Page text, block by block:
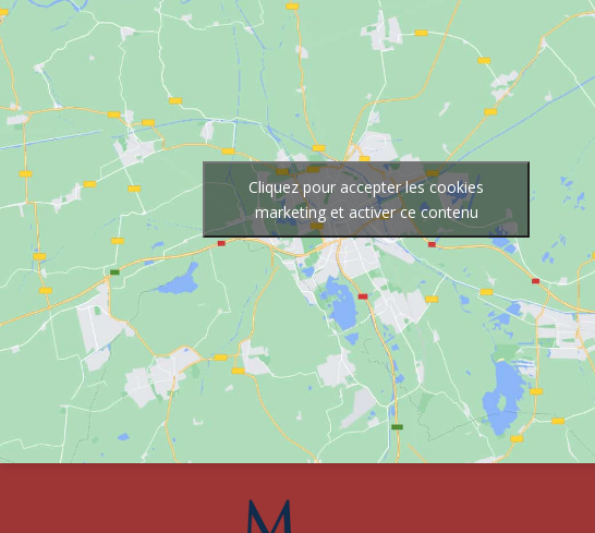
Cliquez pour accepter les cookies
marketing et activer ce contenu